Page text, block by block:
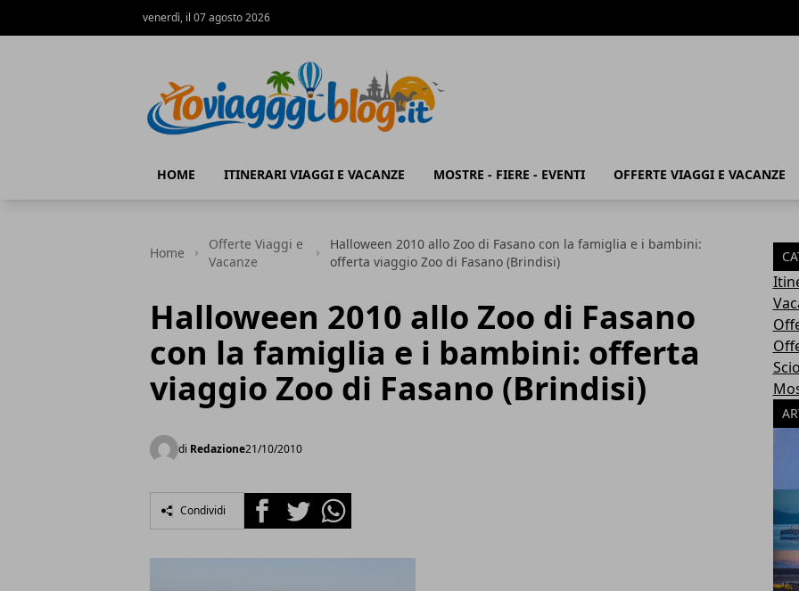
venerdì, il 07 agosto 2026
HOME ITINERARI VIAGGI E VACANZE MOSTRE - FIERE - EVENTI OFFERTE VIAGGI E VACANZE
Home
Offerte Viaggi e
Vacanze
Halloween 2010 allo Zoo di Fasano con la famiglia e i bambini:
offerta viaggio Zoo di Fasano (Brindisi)
Halloween 2010 allo Zoo di Fasano
con la famiglia e i bambini: offerta
viaggio Zoo di Fasano (Brindisi)
di Redazione21/10/2010
Condividi FacebookTwitterWhatsapp